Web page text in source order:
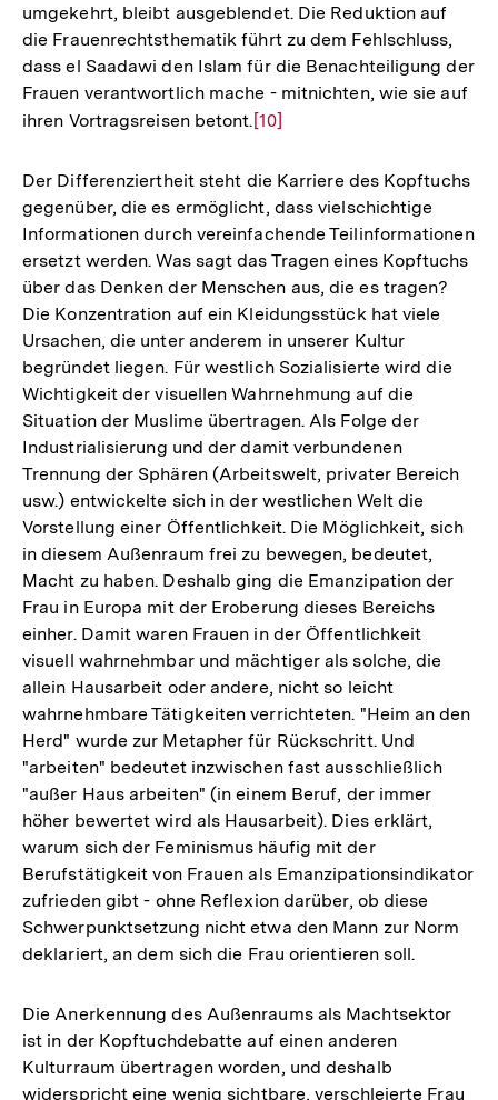
umgekehrt, bleibt ausgeblendet. Die Reduktion auf
die Frauenrechtsthematik führt zu dem Fehlschluss,
dass el Saadawi den Islam für die Benachteiligung der
Frauen verantwortlich mache - mitnichten, wie sie auf
ihren Vortragsreisen betont. Zur
der
Fußnote
[10]
Der Differenziertheit steht die Karriere des Kopftuchs
gegenüber, die es ermöglicht, dass vielschichtige
Informationen durch vereinfachende Teilinformationen
ersetzt werden. Was sagt das Tragen eines Kopftuchs
über das Denken der Menschen aus, die es tragen?
Die Konzentration auf ein Kleidungsstück hat viele
Ursachen, die unter anderem in unserer Kultur
begründet liegen. Für westlich Sozialisierte wird die
Wichtigkeit der visuellen Wahrnehmung auf die
Situation der Muslime übertragen. Als Folge der
Industrialisierung und der damit verbundenen
Trennung der Sphären (Arbeitswelt, privater Bereich
usw.) entwickelte sich in der westlichen Welt die
Vorstellung einer Öffentlichkeit. Die Möglichkeit, sich
in diesem Außenraum frei zu bewegen, bedeutet,
Macht zu haben. Deshalb ging die Emanzipation der
Frau in Europa mit der Eroberung dieses Bereichs
einher. Damit waren Frauen in der Öffentlichkeit
visuell wahrnehmbar und mächtiger als solche, die
allein Hausarbeit oder andere, nicht so leicht
wahrnehmbare Tätigkeiten verrichteten. "Heim an den
Herd" wurde zur Metapher für Rückschritt. Und
"arbeiten" bedeutet inzwischen fast ausschließlich
"außer Haus arbeiten" (in einem Beruf, der immer
höher bewertet wird als Hausarbeit). Dies erklärt,
warum sich der Feminismus häufig mit der
Berufstätigkeit von Frauen als Emanzipationsindikator
zufrieden gibt - ohne Reflexion darüber, ob diese
Schwerpunktsetzung nicht etwa den Mann zur Norm
deklariert, an dem sich die Frau orientieren soll.
Die Anerkennung des Außenraums als Machtsektor
ist in der Kopftuchdebatte auf einen anderen
Kulturraum übertragen worden, und deshalb
widerspricht eine wenig sichtbare, verschleierte Frau